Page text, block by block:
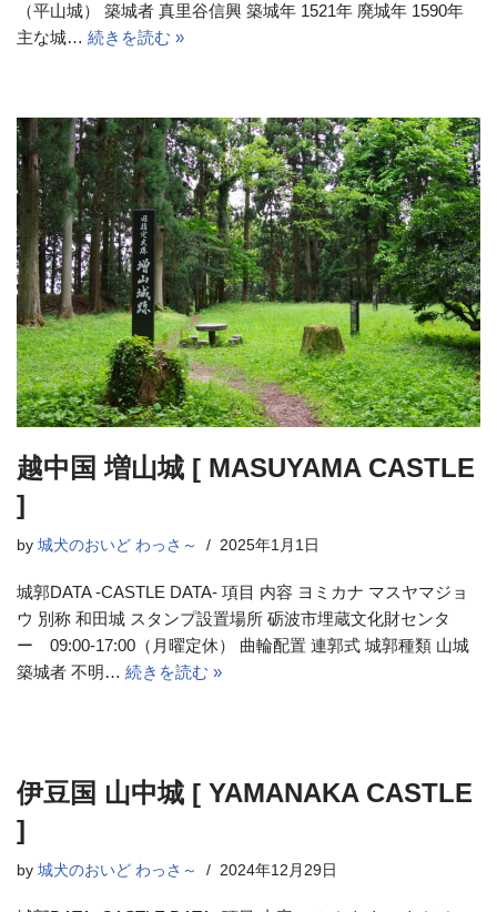
（平山城） 築城者 真里谷信興 築城年 1521年 廃城年 1590年
主な城… 続きを読む »
越中国 増山城 [ MASUYAMA CASTLE
]
by 城犬のおいど わっさ～ 2025年1月1日
城郭DATA -CASTLE DATA- 項目 内容 ヨミカナ マスヤマジョ
ウ 別称 和田城 スタンプ設置場所 砺波市埋蔵文化財センタ
ー 09:00-17:00（月曜定休） 曲輪配置 連郭式 城郭種類 山城
築城者 不明… 続きを読む »
伊豆国 山中城 [ YAMANAKA CASTLE
]
by 城犬のおいど わっさ～ 2024年12月29日